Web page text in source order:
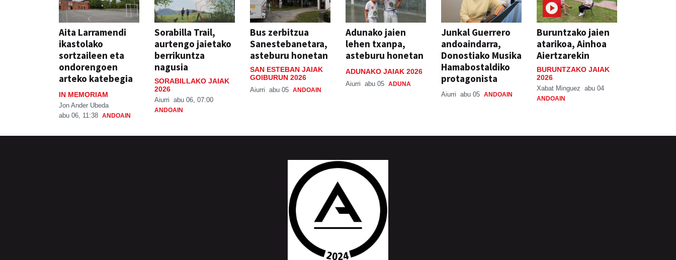
Aita Larramendi
ikastolako
sortzaileen eta
ondorengoen
arteko katebegia
IN MEMORIAM
Jon Ander Ubeda
abu 06, 11:38 ANDOAIN
Sorabilla Trail,
aurtengo jaietako
berrikuntza
nagusia
SORABILLAKO JAIAK
2026
Aiurri abu 06, 07:00
ANDOAIN
Bus zerbitzua
Sanestebanetara,
asteburu honetan
SAN ESTEBAN JAIAK
GOIBURUN 2026
Aiurri abu 05 ANDOAIN
Adunako jaien
lehen txanpa,
asteburu honetan
ADUNAKO JAIAK 2026
Aiurri abu 05 ADUNA
Junkal Guerrero
andoaindarra,
Donostiako Musika
Hamabostaldiko
protagonista
Aiurri abu 05 ANDOAIN
Buruntzako jaien
atarikoa, Ainhoa
Aiertzarekin
BURUNTZAKO JAIAK
2026
Xabat Minguez abu 04
ANDOAIN